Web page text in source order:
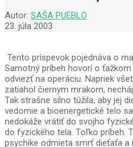
Autor: SAŠA PUEBLO
23. júla 2003
Tento príspevok pojednáva o
Samotný príbeh hovorí o
odviezť na operáciu. Napriek
zatiahol čiernym mrakom,
Tak strašne silno túžila, aby jej
vedomie a bioenergetické telo
nedokáže vrátiť do svojho
do fyzického tela. Toľko príbeh.
psychike odmieta smrť dieťaťa a